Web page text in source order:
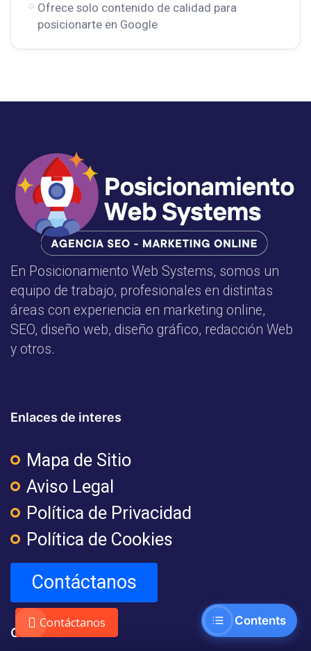
Ofrece solo contenido de calidad para
posicionarte en Google
En Posicionamiento Web Systems, somos un
equipo de trabajo, profesionales en distintas
áreas con experiencia en marketing online,
SEO, diseño web, diseño gráfico, redacción Web
y otros.
Enlaces de interes
Mapa de Sitio
Aviso Legal
Política de Privacidad
Política de Cookies
Contáctanos
Contacto
Contents
Contáctanos